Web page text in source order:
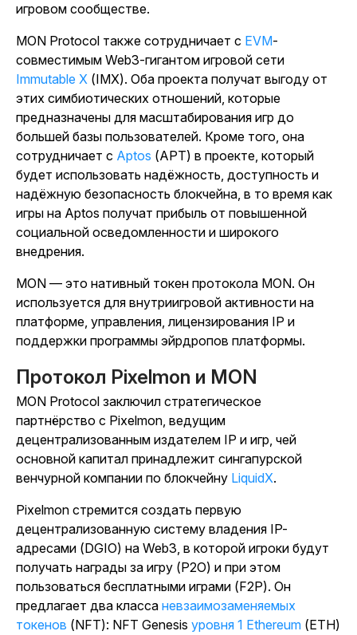
игровом сообществе.
MON Protocol также сотрудничает с EVM-
совместимым Web3-гигантом игровой сети
Immutable X (IMX). Оба проекта получат выгоду от
этих симбиотических отношений, которые
предназначены для масштабирования игр до
большей базы пользователей. Кроме того, она
сотрудничает с Aptos (APT) в проекте, который
будет использовать надёжность, доступность и
надёжную безопасность блокчейна, в то время как
игры на Aptos получат прибыль от повышенной
социальной осведомленности и широкого
внедрения.
MON — это нативный токен протокола MON. Он
используется для внутриигровой активности на
платформе, управления, лицензирования IP и
поддержки программы эйрдропов платформы.
Протокол Pixelmon и MON
MON Protocol заключил стратегическое
партнёрство с Pixelmon, ведущим
децентрализованным издателем IP и игр, чей
основной капитал принадлежит сингапурской
венчурной компании по блокчейну LiquidX.
Pixelmon стремится создать первую
децентрализованную систему владения IP-
адресами (DGIO) на Web3, в которой игроки будут
получать награды за игру (P2O) и при этом
пользоваться бесплатными играми (F2P). Он
предлагает два класса невзаимозаменяемых
токенов (NFT): NFT Genesis уровня 1 Ethereum (ETH)